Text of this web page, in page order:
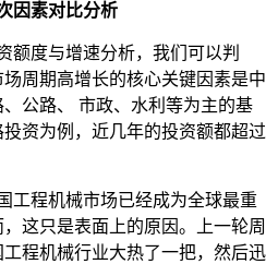
因素对比分析
额度与增速分析，我们可以判
周期高增长的核心关键因素是中
公路、 市政、水利等为主的基
资为例，近几年的投资额都超过
工程机械市场已经成为全球最重
这只是表面上的原因。上一轮周
程机械行业大热了一把，然后迅